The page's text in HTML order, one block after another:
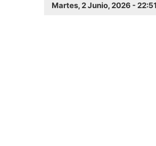
Martes, 2 Junio, 2026 - 22:51